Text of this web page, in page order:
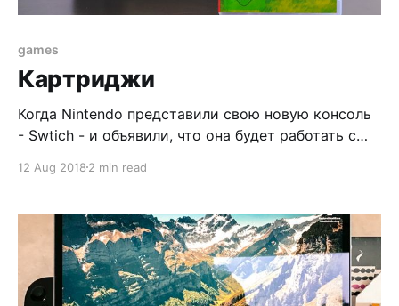
games
Картриджи
Когда Nintendo представили свою новую консоль
- Swtich - и объявили, что она будет работать с
на дворе, Nintendo, вы что? Цифровая
зачем кусок пластика в приставку? Чуть позже я
понял, что ошибался. Нет ничего лучше щелчка
12 Aug 2018 2 min read